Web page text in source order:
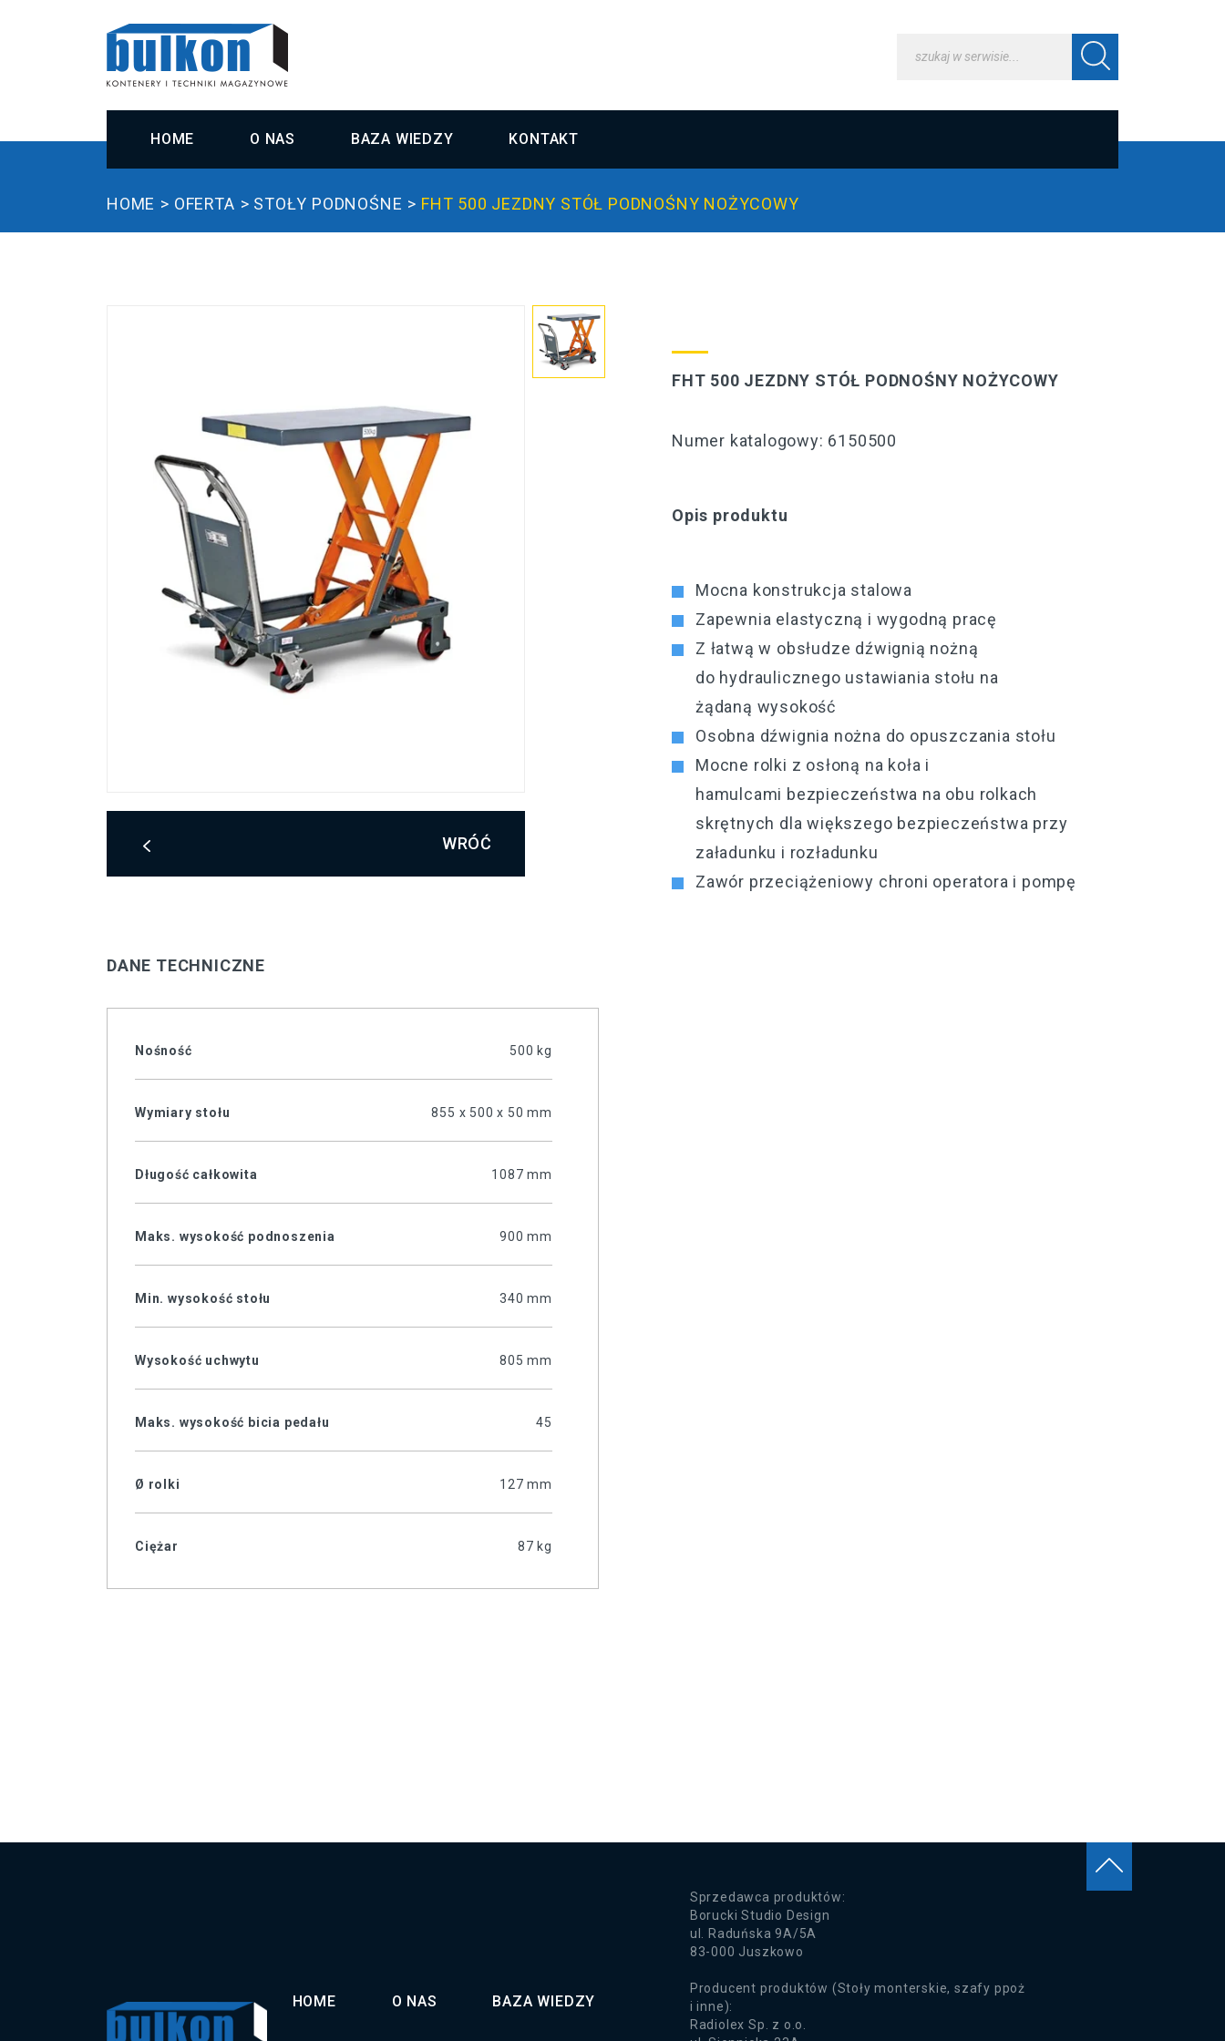
HOME O NAS BAZA WIEDZY KONTAKT
HOME OFERTA STOŁY PODNOŚNE FHT 500 JEZDNY STÓŁ PODNOŚNY NOŻYCOWY
WRÓĆ
FHT 500 JEZDNY STÓŁ PODNOŚNY NOŻYCOWY
Numer katalogowy: 6150500
Opis produktu
Mocna konstrukcja stalowa
Zapewnia elastyczną i wygodną pracę
Z łatwą w obsłudze dźwignią nożną
do hydraulicznego ustawiania stołu na
żądaną wysokość
Osobna dźwignia nożna do opuszczania stołu
Mocne rolki z osłoną na koła i
hamulcami bezpieczeństwa na obu rolkach
skrętnych dla większego bezpieczeństwa przy
załadunku i rozładunku
Zawór przeciążeniowy chroni operatora i pompę
DANE TECHNICZNE
Nośność 500 kg
Wymiary stołu 855 x 500 x 50 mm
Długość całkowita 1087 mm
Maks. wysokość podnoszenia 900 mm
Min. wysokość stołu 340 mm
Wysokość uchwytu 805 mm
Maks. wysokość bicia pedału 45
Ø rolki 127 mm
Ciężar 87 kg
HOME O NAS BAZA WIEDZY
Sprzedawca produktów:
Borucki Studio Design
ul. Raduńska 9A/5A
83-000 Juszkowo
Producent produktów (Stoły monterskie, szafy ppoż
i inne):
Radiolex Sp. z o.o.